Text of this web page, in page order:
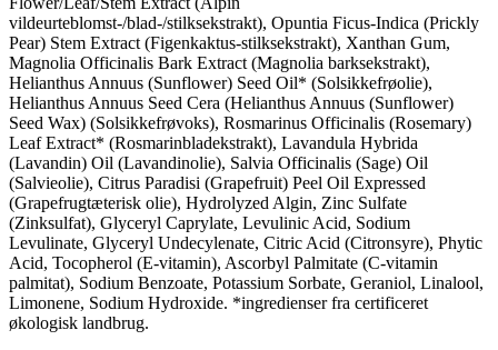
vildeurteblomst-/blad-/stilksekstrakt), Opuntia Ficus-Indica (Prickly
Pear) Stem Extract (Figenkaktus-stilksekstrakt), Xanthan Gum,
Magnolia Officinalis Bark Extract (Magnolia barksekstrakt),
Helianthus Annuus (Sunflower) Seed Oil* (Solsikkefrøolie),
Helianthus Annuus Seed Cera (Helianthus Annuus (Sunflower)
Seed Wax) (Solsikkefrøvoks), Rosmarinus Officinalis (Rosemary)
Leaf Extract* (Rosmarinbladekstrakt), Lavandula Hybrida
(Lavandin) Oil (Lavandinolie), Salvia Officinalis (Sage) Oil
(Salvieolie), Citrus Paradisi (Grapefruit) Peel Oil Expressed
(Grapefrugtæterisk olie), Hydrolyzed Algin, Zinc Sulfate
(Zinksulfat), Glyceryl Caprylate, Levulinic Acid, Sodium
Levulinate, Glyceryl Undecylenate, Citric Acid (Citronsyre), Phytic
Acid, Tocopherol (E-vitamin), Ascorbyl Palmitate (C-vitamin
palmitat), Sodium Benzoate, Potassium Sorbate, Geraniol, Linalool,
Limonene, Sodium Hydroxide. *ingredienser fra certificeret
økologisk landbrug.